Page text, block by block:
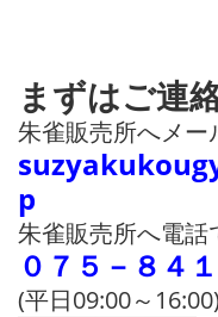
まずはご連
朱雀販売所へメ
p
朱雀販売所へ電
０７５－８４
(平日09:00～16:00)